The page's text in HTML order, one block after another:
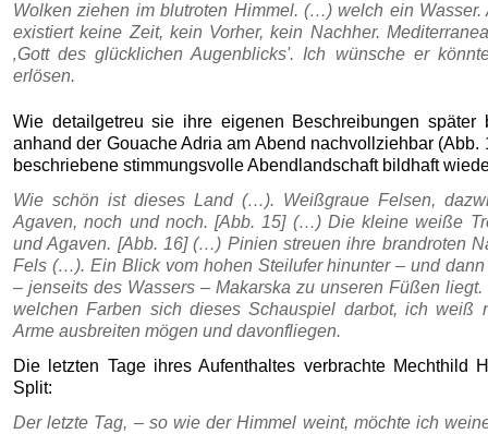
Wolken ziehen im blutroten Himmel. (…) welch ein Wasser.
existiert keine Zeit, kein Vorher, kein Nachher.
‚Gott des glücklichen Augenblicks'. Ich wünsche er
erlösen.
Wie detailgetreu sie ihre eigenen Beschreibungen später
anhand der Gouache Adria am Abend nachvollziehbar (Abb.
beschriebene stimmungsvolle Abendlandschaft bildhaft
Wie schön ist dieses Land (…). Weißgraue Felsen,
Agaven, noch und noch. [Abb. 15] (…) Die kleine weiße
und Agaven. [Abb. 16] (…) Pinien streuen ihre brandroten
Fels (…). Ein Blick vom hohen Steilufer hinunter – und
– jenseits des Wassers – Makarska zu unseren Füßen
welchen Farben sich dieses Schauspiel darbot, ich weiß
Arme ausbreiten mögen und davonfliegen.
Die letzten Tage ihres Aufenthaltes verbrachte Mechthild
Split:
Der letzte Tag, – so wie der Himmel weint, möchte ich